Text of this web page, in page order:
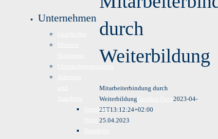
durch
Weiterbildung
Mitarbeiterbindung durch
Weiterbildung
2023-04-
25T13:12:24+02:00
25.04.2023
Unternehmen
Standorte